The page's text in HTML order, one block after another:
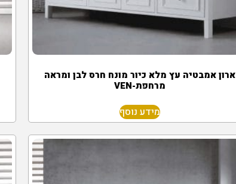
ארון אמבטיה עץ מלא כיור מונח חרס לבן ומראה
מרחפת-VEN
מידע נוסף